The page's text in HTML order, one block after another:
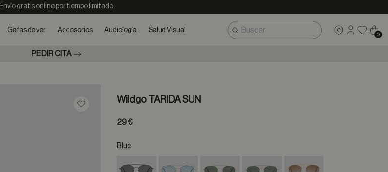
Envío gratis online por tiempo limitado.
Gafas de ver Accesorios Audiología Salud Visual
0
PEDIR CITA
Guardar en favoritos
Wildgo TARIDA SUN
29 €
Blue